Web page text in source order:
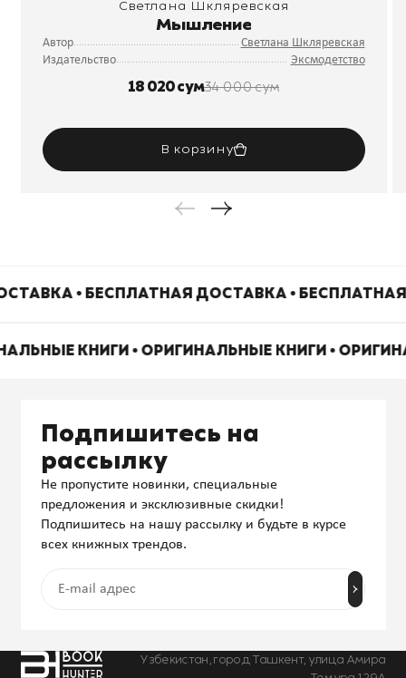
Светлана Шкляревская
Мышление
Автор
Светлана Шкляревская
Издательство
Эксмодетство
18 020 сум34 000 сум
В корзину
• БЕСПЛАТНАЯ ДОСТАВКА •
КНИГИ • ОРИГИНАЛЬНЫЕ КНИГИ •
Узбекистан, город Ташкент, улица Амира
Подпишитесь на
рассылку
Не пропустите новинки, специальные
предложения и эксклюзивные скидки!
Подпишитесь на нашу рассылку и будьте в курсе
всех книжных трендов.